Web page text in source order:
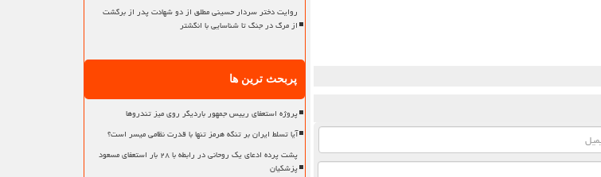
روایت دختر سردار حسینی مطلق از دو شهادت پدر از برگشت
از مرگ در جنگ تا شناسایی با انگشتر
پربحث ترین ها
پروژه استعفای رییس جمهور باردیگر روی میز تندروها
آیا تسلط ایران بر تنگه هرمز تنها با قدرت نظامی میسر است؟
پشت پرده ادعای یک روحانی در رابطه با ۲۸ بار استعفای مسعود
پزشکیان